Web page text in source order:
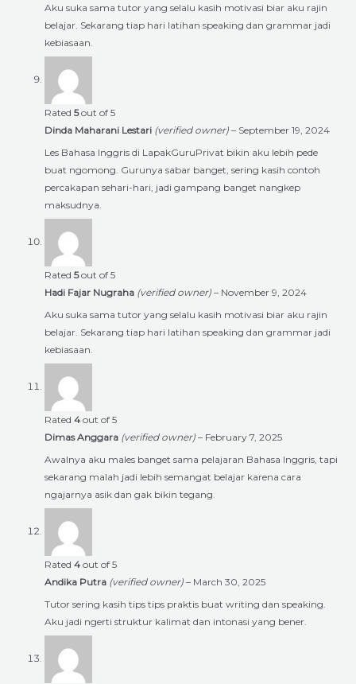
Aku suka sama tutor yang selalu kasih motivasi biar aku rajin
belajar. Sekarang tiap hari latihan speaking dan grammar jadi
kebiasaan.
Rated 5out of 5
Dinda Maharani Lestari (verified owner) – September 19, 2024
Les Bahasa Inggris di LapakGuruPrivat bikin aku lebih pede
buat ngomong. Gurunya sabar banget, sering kasih contoh
percakapan sehari-hari, jadi gampang banget nangkep
maksudnya.
Rated 5out of 5
Hadi Fajar Nugraha (verified owner) – November 9, 2024
Aku suka sama tutor yang selalu kasih motivasi biar aku rajin
belajar. Sekarang tiap hari latihan speaking dan grammar jadi
kebiasaan.
Rated 4 out of 5
Dimas Anggara (verified owner) – February 7, 2025
Awalnya aku males banget sama pelajaran Bahasa Inggris, tapi
sekarang malah jadi lebih semangat belajar karena cara
ngajarnya asik dan gak bikin tegang.
Rated 4 out of 5
Andika Putra (verified owner) – March 30, 2025
Tutor sering kasih tips tips praktis buat writing dan speaking.
Aku jadi ngerti struktur kalimat dan intonasi yang bener.